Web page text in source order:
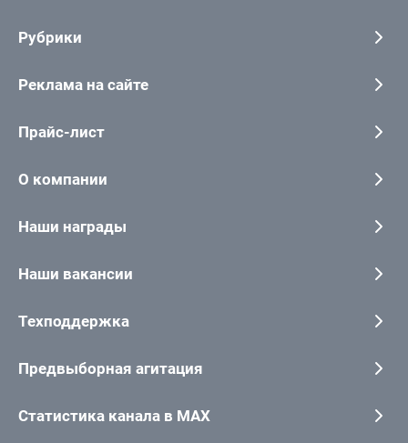
Рубрики
Реклама на сайте
Прайс-лист
О компании
Наши награды
Наши вакансии
Техподдержка
Предвыборная агитация
Статистика канала в MAX